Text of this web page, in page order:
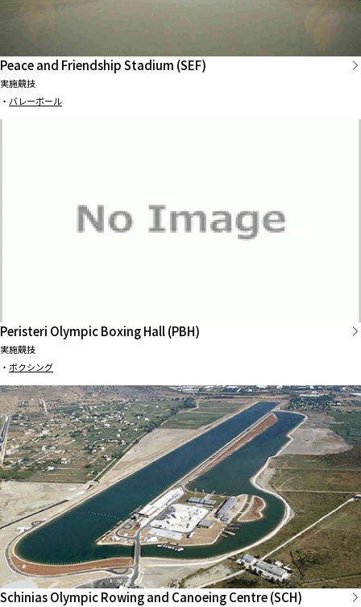
Peace and Friendship Stadium (SEF)
実施競技
・ バレーボール
Peristeri Olympic Boxing Hall (PBH)
実施競技
・ ボクシング
Schinias Olympic Rowing and Canoeing Centre (SCH)